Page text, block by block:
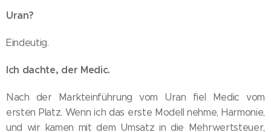
Uran?
Eindeutig.
Ich dachte, der Medic.
Nach der Markteinführung vom Uran fiel Medic vom
ersten Platz. Wenn ich das erste Modell nehme, Harmonie,
und wir kamen mit dem Umsatz in die Mehrwertsteuer,